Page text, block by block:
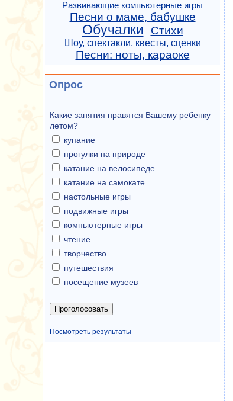
Развивающие компьютерные игры
Песни о маме, бабушке
Обучалки Стихи
Шоу, спектакли, квесты, сценки
Песни: ноты, караоке
Опрос
Какие занятия нравятся Вашему ребенку
летом?
купание
прогулки на природе
катание на велосипеде
катание на самокате
настольные игры
подвижные игры
компьютерные игры
чтение
творчество
путешествия
посещение музеев
Посмотреть результаты